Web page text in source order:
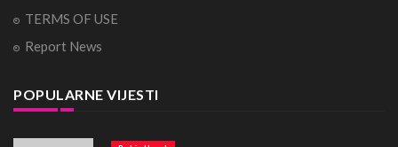
TERMS OF USE
Report News
POPULARNE VIJESTI